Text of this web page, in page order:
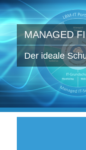
MANAGED
Der ideale